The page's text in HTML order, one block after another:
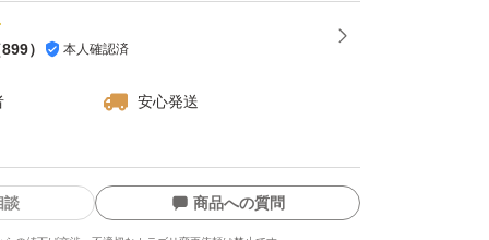
899） 本人確認済
安心発送
談 商品への質問